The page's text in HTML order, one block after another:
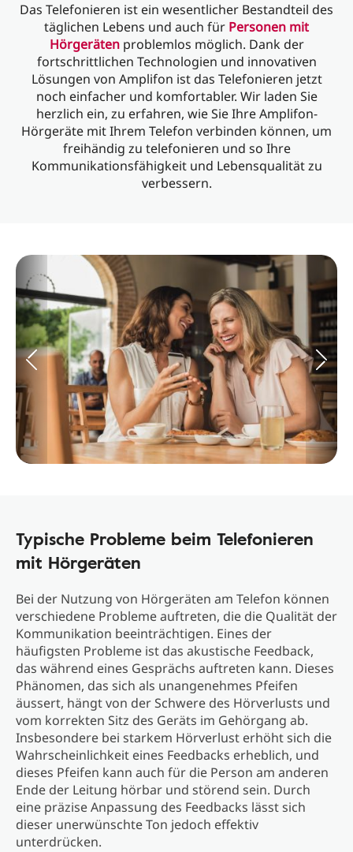
Das Telefonieren ist ein wesentlicher Bestandteil des
täglichen Lebens und auch für Personen mit
Hörgerätenproblemlos möglich. Dank der
fortschrittlichen Technologien und innovativen
Lösungen von Amplifon ist das Telefonieren jetzt
noch einfacher und komfortabler. Wir laden Sie
herzlich ein, zu erfahren, wie Sie Ihre Amplifon-
Hörgeräte mit Ihrem Telefon verbinden können, um
freihändig zu telefonieren und so Ihre
Kommunikationsfähigkeit und Lebensqualität zu
verbessern.
Typische Probleme beim Telefonieren
mit Hörgeräten
Bei der Nutzung von Hörgeräten am Telefon können
verschiedene Probleme auftreten, die die Qualität der
Kommunikation beeinträchtigen. Eines der
häufigsten Probleme ist das akustische Feedback,
das während eines Gesprächs auftreten kann. Dieses
Phänomen, das sich als unangenehmes Pfeifen
äussert, hängt von der Schwere des Hörverlusts und
vom korrekten Sitz des Geräts im Gehörgang ab.
Insbesondere bei starkem Hörverlust erhöht sich die
Wahrscheinlichkeit eines Feedbacks erheblich, und
dieses Pfeifen kann auch für die Person am anderen
Ende der Leitung hörbar und störend sein. Durch
eine präzise Anpassung des Feedbacks lässt sich
dieser unerwünschte Ton jedoch effektiv
unterdrücken.